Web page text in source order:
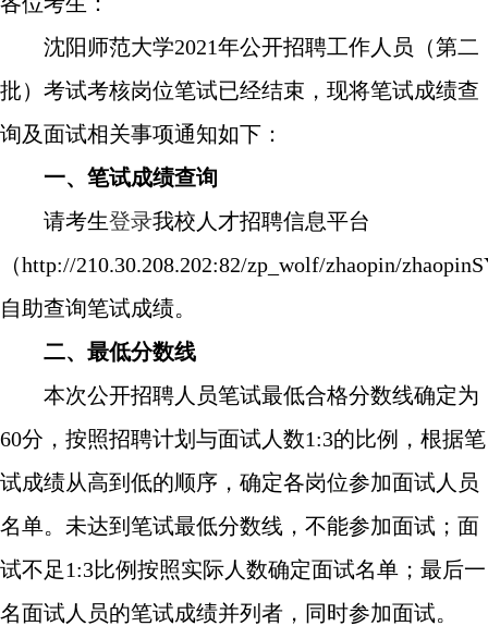
沈阳师范大学2021年公开招聘工作人员（第二
批）考试考核岗位笔试已经结束，现将笔试成绩查
询及面试相关事项通知如下：
一、笔试成绩查询
请考生登录我校人才招聘信息平台
（http://210.30.208.202:82/zp_wolf/zhaopin/
自助查询笔试成绩。
二、最低分数线
本次公开招聘人员笔试最低合格分数线确定为
60分，按照招聘计划与面试人数1:3的比例，根据笔
试成绩从高到低的顺序，确定各岗位参加面试人员
名单。未达到笔试最低分数线，不能参加面试；面
试不足1:3比例按照实际人数确定面试名单；最后一
名面试人员的笔试成绩并列者，同时参加面试。